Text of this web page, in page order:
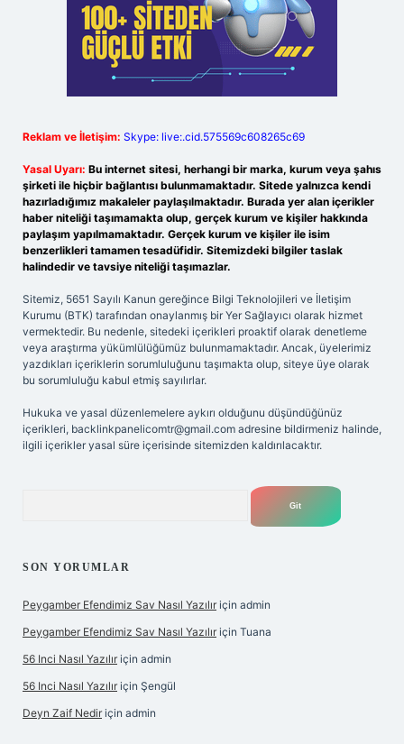
Reklam ve İletişim: Skype: live:.cid.575569c608265c69
Yasal Uyarı: Bu internet sitesi, herhangi bir marka, kurum veya şahıs
şirketi ile hiçbir bağlantısı bulunmamaktadır. Sitede yalnızca kendi
hazırladığımız makaleler paylaşılmaktadır. Burada yer alan içerikler
haber niteliği taşımamakta olup, gerçek kurum ve kişiler hakkında
paylaşım yapılmamaktadır. Gerçek kurum ve kişiler ile isim
benzerlikleri tamamen tesadüfidir. Sitemizdeki bilgiler taslak
halindedir ve tavsiye niteliği taşımazlar.
Sitemiz, 5651 Sayılı Kanun gereğince Bilgi Teknolojileri ve İletişim
Kurumu (BTK) tarafından onaylanmış bir Yer Sağlayıcı olarak hizmet
vermektedir. Bu nedenle, sitedeki içerikleri proaktif olarak denetleme
veya araştırma yükümlülüğümüz bulunmamaktadır. Ancak, üyelerimiz
yazdıkları içeriklerin sorumluluğunu taşımakta olup, siteye üye olarak
bu sorumluluğu kabul etmiş sayılırlar.
Hukuka ve yasal düzenlemelere aykırı olduğunu düşündüğünüz
içerikleri, backlinkpanelicomtr@gmail.com adresine bildirmeniz halinde,
ilgili içerikler yasal süre içerisinde sitemizden kaldırılacaktır.
SON YORUMLAR
Peygamber Efendimiz Sav Nasıl Yazılır için admin
Peygamber Efendimiz Sav Nasıl Yazılır için Tuana
56 Inci Nasıl Yazılır için admin
56 Inci Nasıl Yazılır için Şengül
Deyn Zaif Nedir için admin